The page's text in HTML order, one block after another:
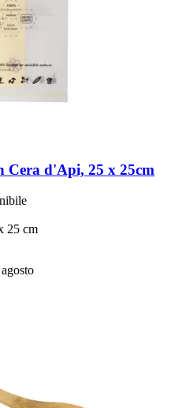
Cera d'Api, 25 x 25cm
25 cm